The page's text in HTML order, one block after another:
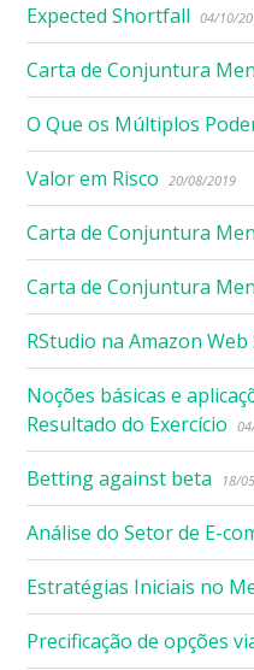
Expected Shortfall 04/10/
Carta de Conjuntura
O Que os Múltiplos
Valor em Risco 20/08/2019
Carta de Conjuntura
Carta de Conjuntura
RStudio na Amazon Web
Noções básicas e
Resultado do Exercício
Betting against beta 18/
Análise do Setor de E-
Estratégias Iniciais no
Precificação de opções